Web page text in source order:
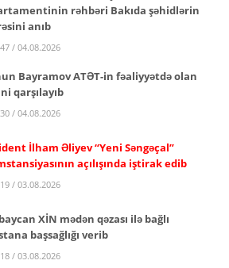
rəhbəri Bakıda şəhidlərin
anıb
/ 04.08.2026
Bayramov ATƏT-in fəaliyyətdə olan
qarşılayıb
/ 04.08.2026
İlham Əliyev “Yeni Səngəçal”
açılışında iştirak edib
/ 03.08.2026
XİN mədən qəzası ilə bağlı
başsağlığı verib
/ 03.08.2026